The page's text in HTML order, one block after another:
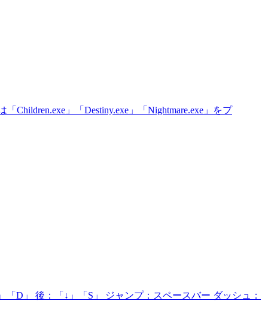
」「Destiny.exe」「Nightmare.exe」をプ
D」 後：「↓」「S」 ジャンプ：スペースバー ダッシュ：